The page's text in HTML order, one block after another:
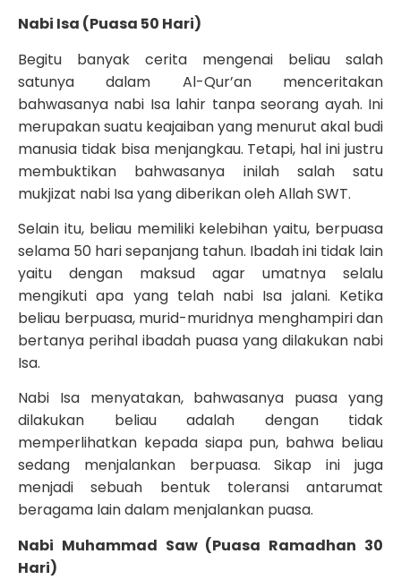
Nabi Isa (Puasa 50 Hari)
Begitu banyak cerita mengenai beliau salah
satunya dalam Al-Qur’an menceritakan
bahwasanya nabi Isa lahir tanpa seorang ayah. Ini
merupakan suatu keajaiban yang menurut akal budi
manusia tidak bisa menjangkau. Tetapi, hal ini justru
membuktikan bahwasanya inilah salah satu
mukjizat nabi Isa yang diberikan oleh Allah SWT.
Selain itu, beliau memiliki kelebihan yaitu, berpuasa
selama 50 hari sepanjang tahun. Ibadah ini tidak lain
yaitu dengan maksud agar umatnya selalu
mengikuti apa yang telah nabi Isa jalani. Ketika
beliau berpuasa, murid-muridnya menghampiri dan
bertanya perihal ibadah puasa yang dilakukan nabi
Isa.
Nabi Isa menyatakan, bahwasanya puasa yang
dilakukan beliau adalah dengan tidak
memperlihatkan kepada siapa pun, bahwa beliau
sedang menjalankan berpuasa. Sikap ini juga
menjadi sebuah bentuk toleransi antarumat
beragama lain dalam menjalankan puasa.
Nabi Muhammad Saw (Puasa Ramadhan 30
Hari)